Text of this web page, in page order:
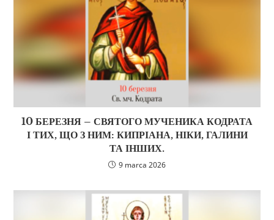
10 БЕРЕЗНЯ – СВЯТОГО МУЧЕНИКА КОДРАТА
І ТИХ, ЩО З НИМ: КИПРІАНА, НІКИ, ГАЛИНИ
ТА ІНШИХ.
9 marca 2026